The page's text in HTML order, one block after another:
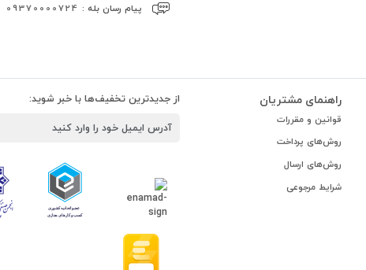
پیام رسان بله : 09370000724
راهنمای مشتریان
قوانین و مقررات
روش‌های پرداخت
روش‌های ارسال
شرایط مرجوعی
از جدیدترین تخفیف‌ها با خبر شوید: